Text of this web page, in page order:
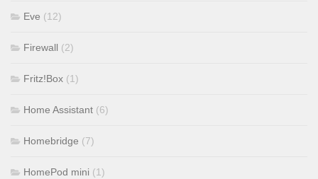
Eve (12)
Firewall (2)
Fritz!Box (1)
Home Assistant (6)
Homebridge (7)
HomePod mini (1)